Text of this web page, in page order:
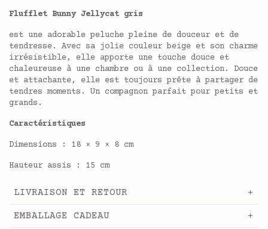
Flufflet Bunny Jellycat gris
est une adorable peluche pleine de douceur et de
tendresse. Avec sa jolie couleur beige et son charme
irrésistible, elle apporte une touche douce et
chaleureuse à une chambre ou à une collection. Douce
et attachante, elle est toujours prête à partager de
tendres moments. Un compagnon parfait pour petits et
grands.
Caractéristiques
Dimensions : 18 × 9 × 8 cm
Hauteur assis : 15 cm
LIVRAISON ET RETOUR
EMBALLAGE CADEAU